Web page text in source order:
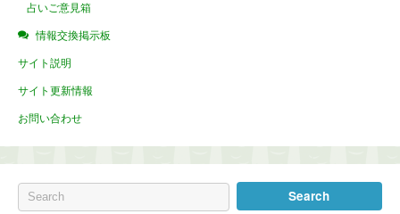
占いご意見箱
情報交換掲示板
サイト説明
サイト更新情報
お問い合わせ